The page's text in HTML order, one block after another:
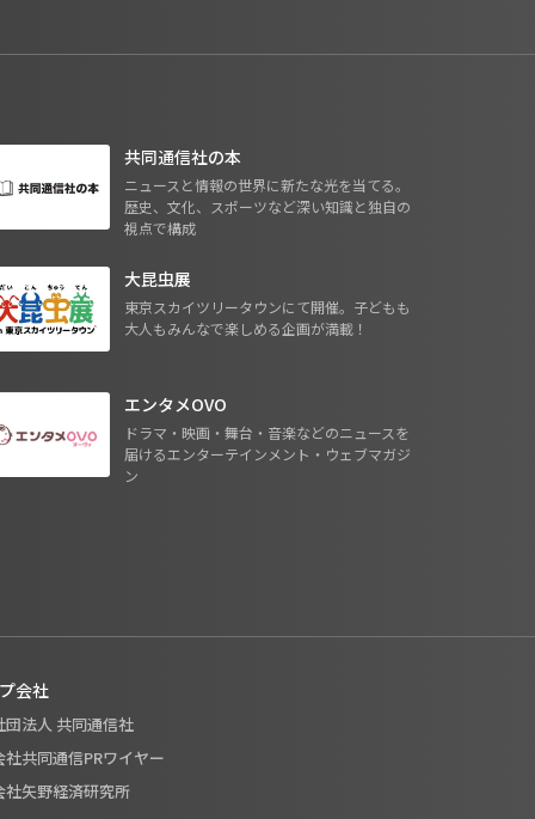
共同通信社の本
ニュースと情報の世界に新たな光を当てる。
歴史、文化、スポーツなど深い知識と独自の
視点で構成
大昆虫展
東京スカイツリータウンにて開催。子どもも
大人もみんなで楽しめる企画が満載！
エンタメOVO
ドラマ・映画・舞台・音楽などのニュースを
届けるエンターテインメント・ウェブマガジ
ン
会社
団法人 共同通信社
社共同通信PRワイヤー
社矢野経済研究所